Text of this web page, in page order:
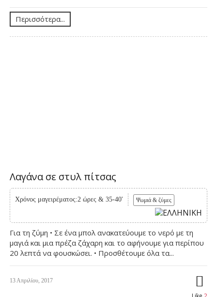
Περισσότερα...
Λαγάνα σε στυλ πίτσας
Χρόνος μαγειρέματος:2 ώρες & 35-40' Ψωμιά & ζύμες
Για τη ζύμη • Σε ένα μπολ ανακατεύουμε το νερό με τη
μαγιά και μια πρέζα ζάχαρη και το αφήνουμε για περίπου
20 λεπτά να φουσκώσει. • Προσθέτουμε όλα τα...
13 Απριλίου, 2017